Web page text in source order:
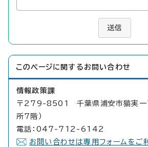
送信
このページに関する お問い合わせ
情報政策課
〒279-8501 千葉県浦安市猫実一
所7階）
電話：047-712-6142
お問い合わせは専用フォームをご